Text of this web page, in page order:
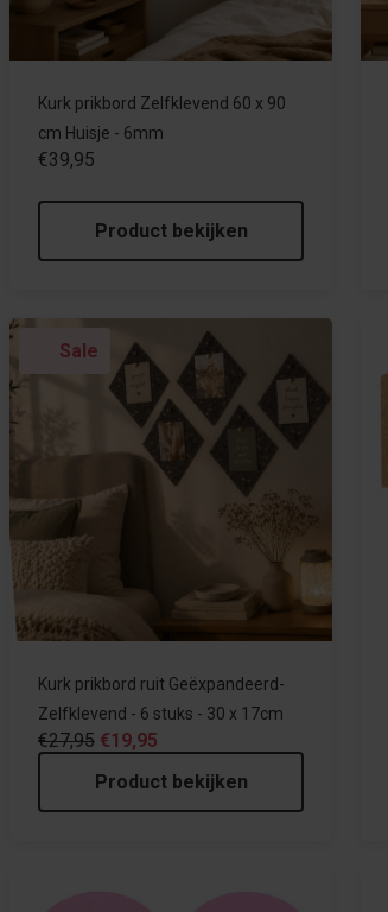
Kurk prikbord Zelfklevend 60 x 90
cm Huisje - 6mm
€39,95
Product bekijken
Sale
Kurk prikbord ruit Geëxpandeerd-
Zelfklevend - 6 stuks - 30 x 17cm
€27,95 €19,95
Product bekijken